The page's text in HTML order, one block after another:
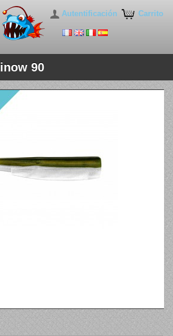
Carrito
Autentificación
90